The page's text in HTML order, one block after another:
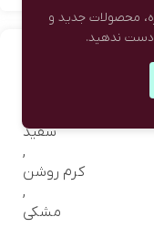
سفید
,
کرم روشن
,
مشکی
محصولات جدید و
دست ندهید.